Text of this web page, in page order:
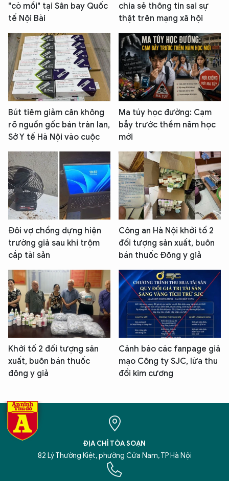
"cò mồi" tại Sân bay Quốc
tế Nội Bài
chia sẻ thông tin sai sự
thật trên mạng xã hội
Bút tiêm giảm cân không
rõ nguồn gốc bán tràn lan,
Sở Y tế Hà Nội vào cuộc
Ma túy học đường: Cạm
bẫy trước thềm năm học
mới
Đôi vợ chồng dựng hiện
trường giả sau khi trộm
cắp tài sản
Công an Hà Nội khởi tố 2
đối tượng sản xuất, buôn
bán thuốc Đông y giả
Khởi tố 2 đối tượng sản
xuất, buôn bán thuốc
đông y giả
Cảnh báo các fanpage giả
mạo Công ty SJC, lừa thu
đổi kim cương
ĐỊA CHỈ TÒA SOẠN
82 Lý Thường Kiệt, phường Cửa Nam, TP Hà Nội